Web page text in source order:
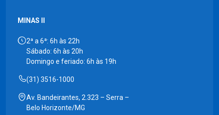
MINAS II
2ª a 6ª: 6h às 22h
Sábado: 6h às 20h
Domingo e feriado: 6h às 19h
(31) 3516-1000
Av. Bandeirantes, 2.323 – Serra –
Belo Horizonte/MG